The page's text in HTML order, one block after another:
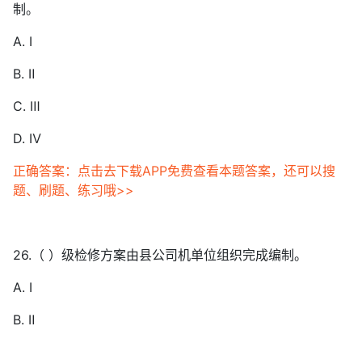
制。
A. Ⅰ
B. Ⅱ
C. Ⅲ
D. Ⅳ
正确答案：点击去下载APP免费查看本题答案，还可以搜
题、刷题、练习哦>>
26.（ ）级检修方案由县公司机单位组织完成编制。
A. Ⅰ
B. Ⅱ